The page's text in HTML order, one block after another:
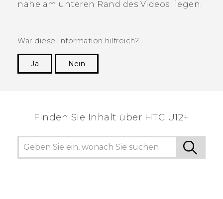
nahe am unteren Rand des Videos liegen.
War diese Information hilfreich?
Ja
Nein
Finden Sie Inhalt über‎ HTC U12+